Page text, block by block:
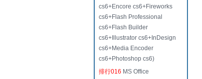
cs6+Encore cs6+Fireworks
cs6+Flash Professional
cs6+Flash Builder
cs6+Illustrator cs6+InDesign
cs6+Media Encoder
cs6+Photoshop cs6)
排行016 MS Office